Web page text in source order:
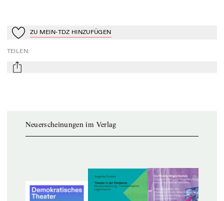
Zu Mein-TdZ hinzufügen
ZU MEIN-TDZ HINZUFÜGEN
TEILEN:
mail
Neuerscheinungen im Verlag